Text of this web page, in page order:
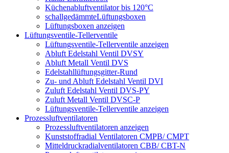
Küchenabluftventilator bis 120°C
schallgedämmteLüftungsboxen
Lüftungsboxen anzeigen
Lüftungsventile-Tellerventile
Lüftungsventile-Tellerventile anzeigen
Abluft Edelstahl Ventil DVSY
Abluft Metall Ventil DVS
Edelstahllüftungsgitter-Rund
Zu- und Abluft Edelstahl Ventil DVI
Zuluft Edelstahl Ventil DVS-PY
Zuluft Metall Ventil DVSC-P
Lüftungsventile-Tellerventile anzeigen
Prozessluftventilatoren
Prozessluftventilatoren anzeigen
Kunststoffradial Ventilatoren CMPB/ CMPT
Mitteldruckradialventilatoren CBB/ CBT-N